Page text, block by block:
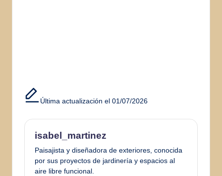
Última actualización el 01/07/2026
isabel_martinez
Paisajista y diseñadora de exteriores, conocida
por sus proyectos de jardinería y espacios al
aire libre funcional.